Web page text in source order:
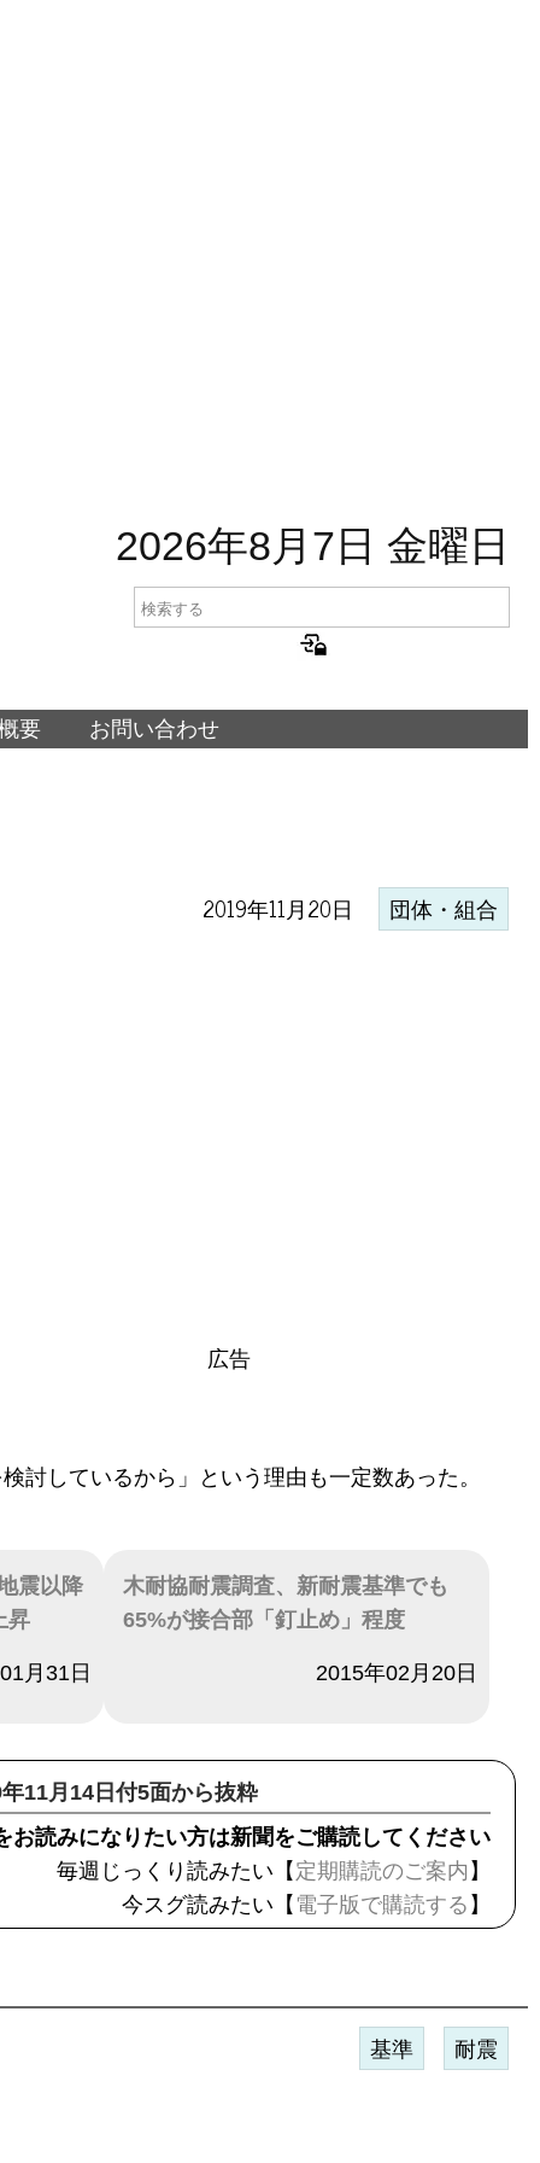
2026年8月7日 金曜日
要 お問い合わせ
2019年11月20日 団体・組合
広告
討しているから」という理由も一定数あった。
震以降
昇
月31日
木耐協耐震調査、新耐震基準でも
65%が接合部「釘止め」程度
2015年02月20日
11月14日付5面から抜粋
お読みになりたい方は新聞をご購読してください
毎週じっくり読みたい【 定期購読のご案内 】
今スグ読みたい【 電子版で購読する 】
基準 耐震